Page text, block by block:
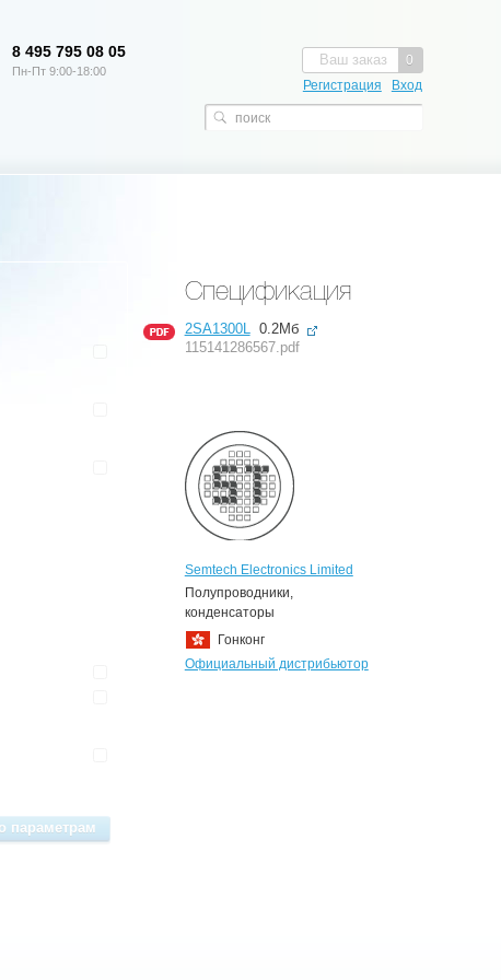
0
Ваш заказ
Регистрация Вход
8 495 795 08 05
Пн-Пт 9:00-18:00
Спецификация
2SA1300L 0.2Мб
115141286567.pdf
Semtech Electronics Limited
Полупроводники,
конденсаторы
Гонконг
Официальный дистрибьютор